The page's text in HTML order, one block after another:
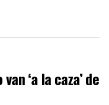
‘a la caza’ de